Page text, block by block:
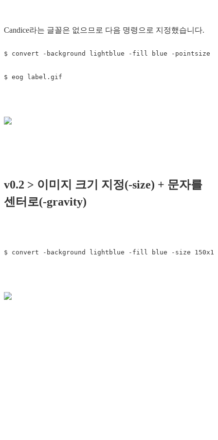
Candice라는 글꼴은 없으므로 다음 명령으로 지정했습니다.
$ convert -background lightblue -fill blue -pointsize
v0.2 > 이미지 크기 지정(-size) + 문자를
센터로(-gravity)
$ convert -background lightblue -fill blue -size